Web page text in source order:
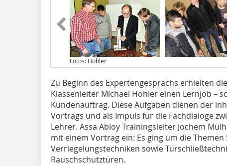
Fotos: Höhler
Zu Beginn des Expertengesprächs erhielten
Klassenleiter Michael Höhler einen Lernjob –
Kundenauftrag. Diese Aufgaben dienen der
Vortrags und als Impuls für die Fachdialoge
Lehrer. Assa Abloy Trainingsleiter Jochem
mit einem Vortrag ein: Es ging um die Themen
Verriegelungstechniken sowie
Rauschschutztüren.